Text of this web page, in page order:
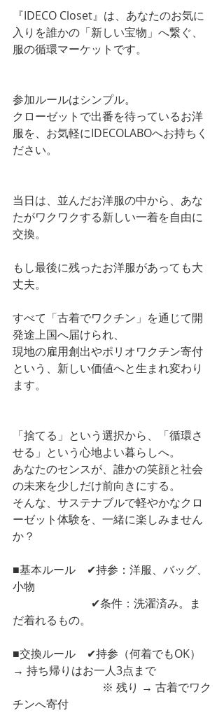
『IDECO Closet』は、あなたのお気に
入りを誰かの「新しい宝物」へ繋ぐ、
服の循環マーケットです。
参加ルールはシンプル。
クローゼットで出番を待っているお洋
服を、お気軽にIDECOLABOへお持ちく
ださい。
当日は、並んだお洋服の中から、あな
たがワクワクする新しい一着を自由に
交換。
もし最後に残ったお洋服があっても大
丈夫。
すべて「古着でワクチン」を通じて開
発途上国へ届けられ、
現地の雇用創出やポリオワクチン寄付
という、新しい価値へと生まれ変わり
ます。
「捨てる」という選択から、「循環さ
せる」という心地よい暮らしへ。
あなたのセンスが、誰かの笑顔と社会
の未来を少しだけ前向きにする。
そんな、サステナブルで軽やかなクロ
ーゼット体験を、一緒に楽しみません
か？
■基本ルール　✔︎持参：洋服、バッグ、
小物
✔︎条件：洗濯済み。ま
だ着れるもの。
■交換ルール　✔︎持参（何着でもOK）
→ 持ち帰りはお一人3点まで
※ 残り → 古着でワク
チンへ寄付